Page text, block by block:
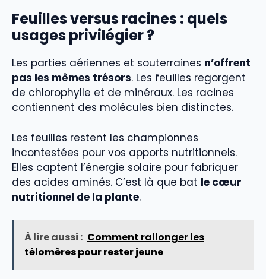
Feuilles versus racines : quels
usages privilégier ?
Les parties aériennes et souterraines n’offrent
pas les mêmes trésors. Les feuilles regorgent
de chlorophylle et de minéraux. Les racines
contiennent des molécules bien distinctes.
Les feuilles restent les championnes
incontestées pour vos apports nutritionnels.
Elles captent l’énergie solaire pour fabriquer
des acides aminés. C’est là que bat le cœur
nutritionnel de la plante.
À lire aussi : Comment rallonger les
télomères pour rester jeune